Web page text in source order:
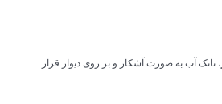
، تانک آب به صورت آشکار و بر روی دیوار قرار